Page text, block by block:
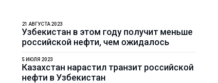
Узбекистан в этом году получит меньше
российской нефти, чем ожидалось
21 АВГУСТА 2023
Казахстан нарастил транзит российской
нефти в Узбекистан
5 ИЮЛЯ 2023